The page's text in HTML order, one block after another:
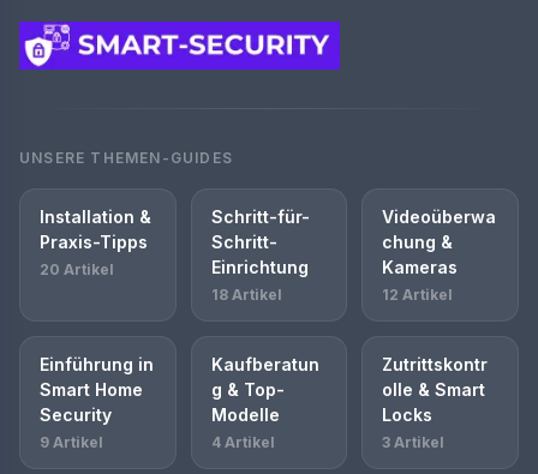
UNSERE THEMEN-GUIDES
Installation &
Praxis-Tipps
20 Artikel
Schritt-für-
Schritt-
Einrichtung
18 Artikel
Videoüberwa
chung &
Kameras
12 Artikel
Einführung in
Smart Home
Security
9 Artikel
Kaufberatun
g & Top-
Modelle
4 Artikel
Zutrittskontr
olle & Smart
Locks
3 Artikel